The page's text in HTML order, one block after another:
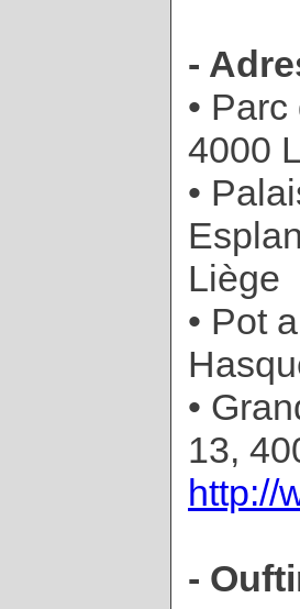
-
•
4000
•
Liège
• Pot
•
13,
http://
-